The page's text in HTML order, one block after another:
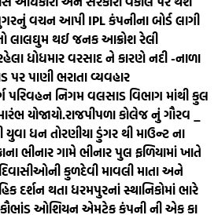
સુગરનું વચન આપી IPL કંપનીના બોર્ડ લાગી
લાલઘુમ થઈ જનક આક્રોશ રેલી
ધોધમાર વરસાદ ને કારણે નદી -નાળા
પર પાણી ભરાતા વ્યવહાર
પરિવહન નિગમ વલસાડ વિભાગ માંથી કુલ
યોજાયો.રાજપીપળા કોલેજ નું ગૌરવ _
ધન તોરણીયા ડુંગર થી માઉન્ટ ના
ભીનાર ગામે ભીનાર પુલ ફળિયામાં ખાતે
કુળદેવી માવલી માતા અને
દર્શન થતા ધરમપુરનાં સ્થાનિકોમાં ભારે
કૌભાંડ ઓશિયન એમટેક કંપની ની એક કા